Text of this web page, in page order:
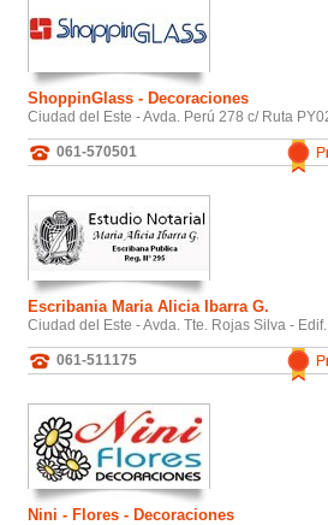
ShoppinGlass - Decoraciones
Ciudad del Este - Avda. Perú 278 c/ Ruta
061-570501
Escribania Maria Alicia Ibarra G.
Ciudad del Este - Avda. Tte. Rojas Silva -
061-511175
Nini - Flores - Decoraciones